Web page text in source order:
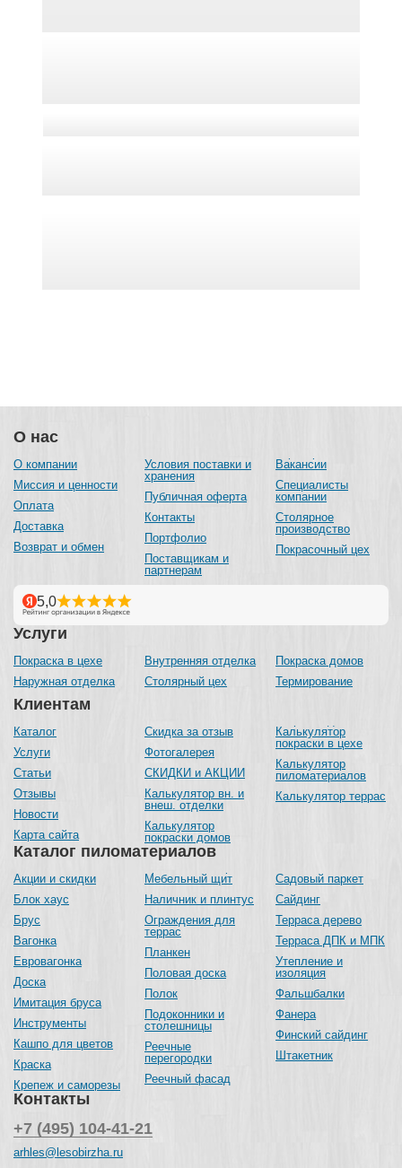
О нас
О компании
Миссия и ценности
Оплата
Доставка
Возврат и обмен
Условия поставки и
хранения
Публичная оферта
Контакты
Портфолио
Поставщикам и
партнерам
Вакансии
Специалисты
компании
Столярное
производство
Покрасочный цех
Каталог пиломатериалов
Акции и скидки
Блок хаус
Брус
Вагонка
Евровагонка
Доска
Имитация бруса
Инструменты
Кашпо для цветов
Краска
Крепеж и саморезы
Мебельный щит
Наличник и плинтус
Ограждения для
террас
Планкен
Половая доска
Полок
Подоконники и
столешницы
Реечные
перегородки
Реечный фасад
Садовый паркет
Сайдинг
Терраса дерево
Терраса ДПК и МПК
Утепление и
изоляция
Фальшбалки
Фанера
Финский сайдинг
Штакетник
Услуги
Покраска в цехе
Наружная отделка
Внутренняя отделка
Столярный цех
Покраска домов
Термирование
Клиентам
Каталог
Услуги
Статьи
Отзывы
Новости
Карта сайта
Скидка за отзыв
Фотогалерея
СКИДКИ и АКЦИИ
Калькулятор вн. и
внеш. отделки
Калькулятор
покраски домов
Калькулятор
покраски в цехе
Калькулятор
пиломатериалов
Калькулятор террас
Контакты
+7 (495) 104-41-21
arhles@lesobirzha.ru